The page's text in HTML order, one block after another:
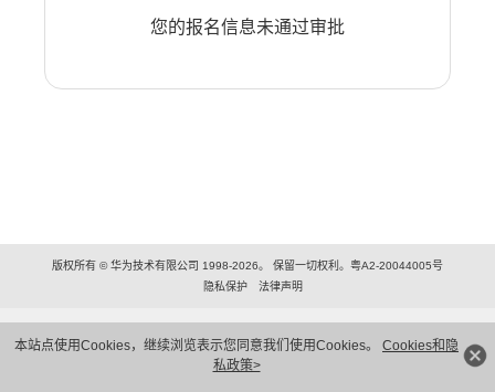
本站点使用Cookies，继续浏览表示您同意我们使用Cookies。 Cookies和隐
私政策>
您的报名信息未通过审批
版权所有 © 华为技术有限公司 1998-2026。 保留一切权利。粤A2-20044005号
隐私保护
法律声明